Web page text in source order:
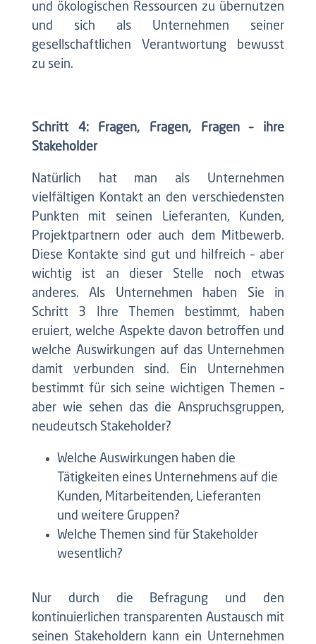
und ökologischen Ressourcen zu übernutzen
und sich als Unternehmen seiner
gesellschaftlichen Verantwortung bewusst
zu sein.
Schritt 4: Fragen, Fragen, Fragen – ihre
Stakeholder
Natürlich hat man als Unternehmen
vielfältigen Kontakt an den verschiedensten
Punkten mit seinen Lieferanten, Kunden,
Projektpartnern oder auch dem Mitbewerb.
Diese Kontakte sind gut und hilfreich – aber
wichtig ist an dieser Stelle noch etwas
anderes. Als Unternehmen haben Sie in
Schritt 3 Ihre Themen bestimmt, haben
eruiert, welche Aspekte davon betroffen und
welche Auswirkungen auf das Unternehmen
damit verbunden sind. Ein Unternehmen
bestimmt für sich seine wichtigen Themen –
aber wie sehen das die Anspruchsgruppen,
neudeutsch Stakeholder?
Welche Auswirkungen haben die
Tätigkeiten eines Unternehmens auf die
Kunden, Mitarbeitenden, Lieferanten
und weitere Gruppen?
Welche Themen sind für Stakeholder
wesentlich?
Nur durch die Befragung und den
kontinuierlichen transparenten Austausch mit
seinen Stakeholdern kann ein Unternehmen